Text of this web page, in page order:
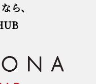
ら、